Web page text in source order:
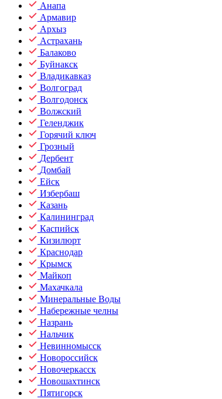
Анапа
Армавир
Архыз
Астрахань
Балаково
Буйнакск
Владикавказ
Волгоград
Волгодонск
Волжский
Геленджик
Горячий ключ
Грозный
Дербент
Домбай
Ейск
Избербаш
Казань
Калининград
Каспийск
Кизилюрт
Краснодар
Крымск
Майкоп
Махачкала
Минеральные Воды
Набережные челны
Назрань
Нальчик
Невинномысск
Новороссийск
Новочеркасск
Новошахтинск
Пятигорск